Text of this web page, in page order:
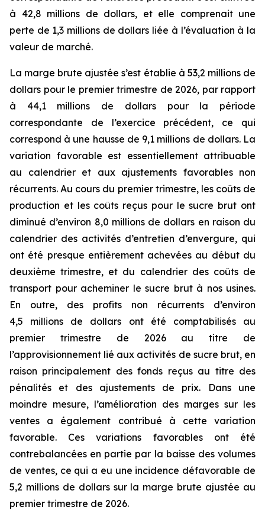
à 42,8 millions de dollars, et elle comprenait une
perte de 1,3 millions de dollars liée à l’évaluation à la
valeur de marché.
La marge brute ajustée s’est établie à 53,2 millions de
dollars pour le premier trimestre de 2026, par rapport
à 44,1 millions de dollars pour la période
correspondante de l’exercice précédent, ce qui
correspond à une hausse de 9,1 millions de dollars. La
variation favorable est essentiellement attribuable
au calendrier et aux ajustements favorables non
récurrents. Au cours du premier trimestre, les coûts de
production et les coûts reçus pour le sucre brut ont
diminué d’environ 8,0 millions de dollars en raison du
calendrier des activités d’entretien d’envergure, qui
ont été presque entièrement achevées au début du
deuxième trimestre, et du calendrier des coûts de
transport pour acheminer le sucre brut à nos usines.
En outre, des profits non récurrents d’environ
4,5 millions de dollars ont été comptabilisés au
premier trimestre de 2026 au titre de
l’approvisionnement lié aux activités de sucre brut, en
raison principalement des fonds reçus au titre des
pénalités et des ajustements de prix. Dans une
moindre mesure, l’amélioration des marges sur les
ventes a également contribué à cette variation
favorable. Ces variations favorables ont été
contrebalancées en partie par la baisse des volumes
de ventes, ce qui a eu une incidence défavorable de
5,2 millions de dollars sur la marge brute ajustée au
premier trimestre de 2026.